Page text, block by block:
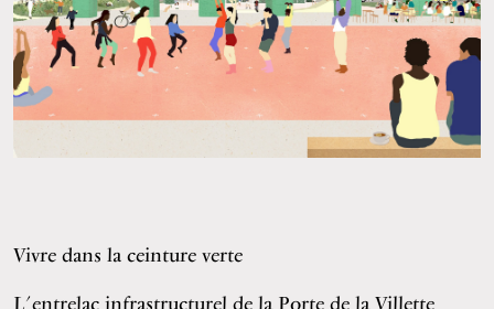
Vivre dans la ceinture verte
L’entrelac infrastructurel de la Porte de la Villette